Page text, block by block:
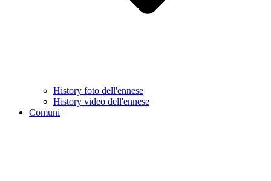
History foto dell'ennese
History video dell'ennese
Comuni